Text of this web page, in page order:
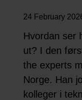
24 February
Hvordan ser
ut? I den
the experts
Norge. Han
kolleger i